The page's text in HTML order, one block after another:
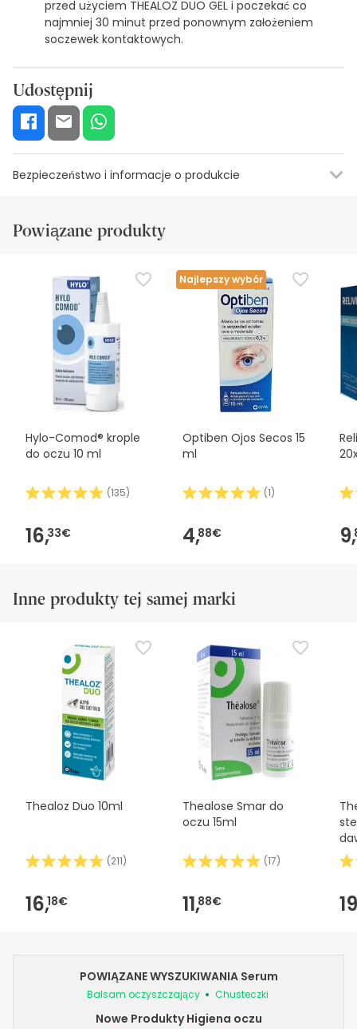
przed użyciem THEALOZ DUO GEL i poczekać co
najmniej 30 minut przed ponownym założeniem
soczewek kontaktowych.
Udostępnij
Bezpieczeństwo i informacje o produkcie
Informacje o etykiecie
Nie stosuj THEALOZ DUO GEL w przypadku alergii na
którykolwiek ze składników.
Rzadka możliwość wystąpienia lekkich podrażnień
oczu.
Powiązane produkty
Hylo-Comod® krople
do oczu 10 ml
(135)
16,33€
Najlepszy wybór
Optiben Ojos Secos 15
ml
(1)
4,88€ 9,
Inne produkty tej samej marki
Thealoz Duo 10ml
(211)
16,18€
Thealose Smar do
oczu 15ml
(17)
11,88€
POWIĄZANE WYSZUKIWANIA Serum
Balsam oczyszczający Chusteczki
Nowe Produkty Higiena oczu